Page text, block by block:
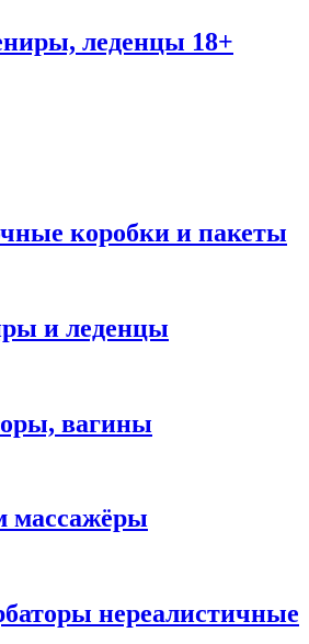
леденцы 18+
коробки и пакеты
и леденцы
вагины
массажёры
нереалистичные